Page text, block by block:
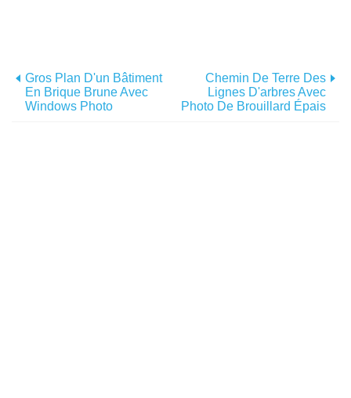
Gros Plan D'un Bâtiment
En Brique Brune Avec
Windows Photo
Chemin De Terre Des
Lignes D'arbres Avec
Photo De Brouillard Épais